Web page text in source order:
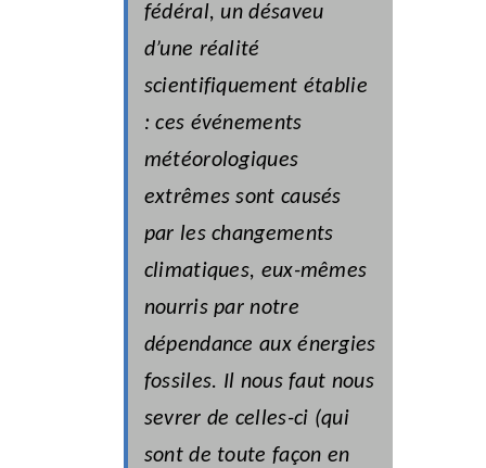
fédéral, un désaveu
d’une réalité
scientifiquement établie
: ces événements
météorologiques
extrêmes sont causés
par les changements
climatiques, eux-mêmes
nourris par notre
dépendance aux énergies
fossiles. Il nous faut nous
sevrer de celles-ci (qui
sont de toute façon en